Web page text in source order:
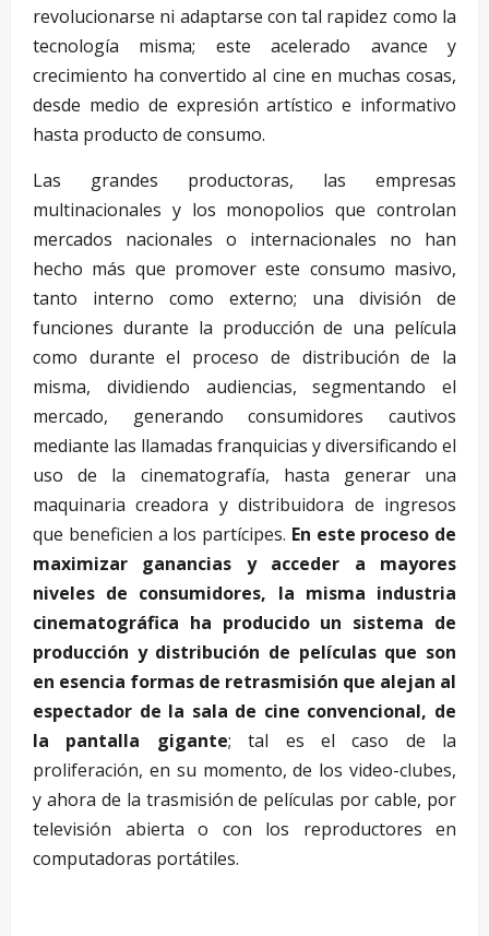
revolucionarse ni adaptarse con tal rapidez como la
tecnología misma; este acelerado avance y
crecimiento ha convertido al cine en muchas cosas,
desde medio de expresión artístico e informativo
hasta producto de consumo.
Las grandes productoras, las empresas
multinacionales y los monopolios que controlan
mercados nacionales o internacionales no han
hecho más que promover este consumo masivo,
tanto interno como externo; una división de
funciones durante la producción de una película
como durante el proceso de distribución de la
misma, dividiendo audiencias, segmentando el
mercado, generando consumidores cautivos
mediante las llamadas franquicias y diversificando el
uso de la cinematografía, hasta generar una
maquinaria creadora y distribuidora de ingresos
que beneficien a los partícipes. En este proceso de
maximizar ganancias y acceder a mayores
niveles de consumidores, la misma industria
cinematográfica ha producido un sistema de
producción y distribución de películas que son
en esencia formas de retrasmisión que alejan al
espectador de la sala de cine convencional, de
la pantalla gigante; tal es el caso de la
proliferación, en su momento, de los video-clubes,
y ahora de la trasmisión de películas por cable, por
televisión abierta o con los reproductores en
computadoras portátiles.